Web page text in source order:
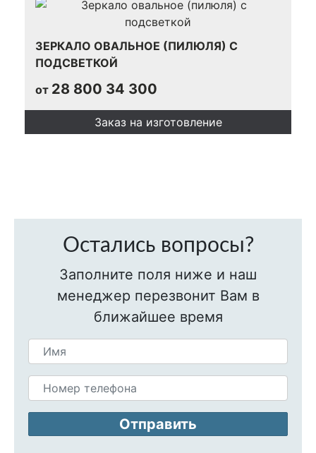
ЗЕРКАЛО ОВАЛЬНОЕ (ПИЛЮЛЯ) С
ПОДСВЕТКОЙ
от 28 800 34 300
Заказ на изготовление
Остались вопросы?
Заполните поля ниже и наш
менеджер перезвонит Вам в
ближайшее время
Отправить